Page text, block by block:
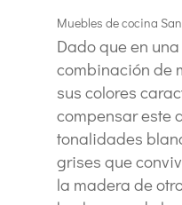
Muebles de cocina
Dado que en
combinación de
sus colores
compensar este
tonalidades
grises que
la madera de